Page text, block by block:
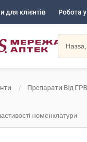
для клієнтів Робота
Препарати Від
номенклатури